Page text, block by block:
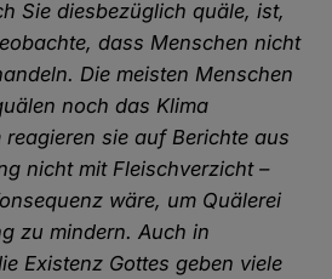
Sie diesbezüglich quäle, ist,
dass Menschen nicht
Die meisten Menschen
noch das Klima
sie auf Berichte aus
nicht mit Fleischverzicht –
wäre, um Quälerei
zu mindern. Auch in
Existenz Gottes geben viele